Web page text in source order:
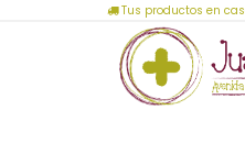
Tus productos en